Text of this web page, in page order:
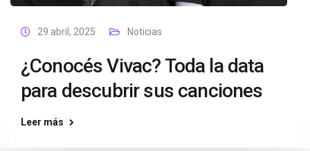
29 abril, 2025 Noticias
¿Conocés Vivac? Toda la data
para descubrir sus canciones
Leer más